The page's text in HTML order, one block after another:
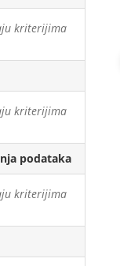
kriterijima
kriterijima
podataka
kriterijima